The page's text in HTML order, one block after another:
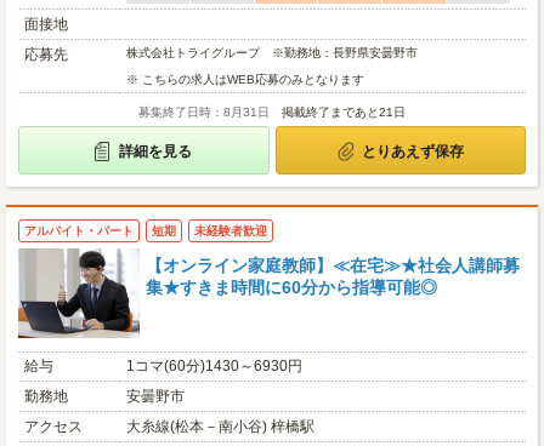
面接地
応募先
株式会社トライグループ ※勤務地：長野県安曇野市
※ こちらの求人はWEB応募のみとなります
募集終了日時：8月31日 掲載終了まであと21日
詳細を見る とりあえず保存
アルバイト・パート 短期 未経験者歓迎
【オンライン家庭教師】≪在宅≫★社会人講師募
集★すきま時間に60分から指導可能◎
給与
1コマ(60分)1430～6930円
勤務地
安曇野市
アクセス
大糸線(松本－南小谷) 梓橋駅